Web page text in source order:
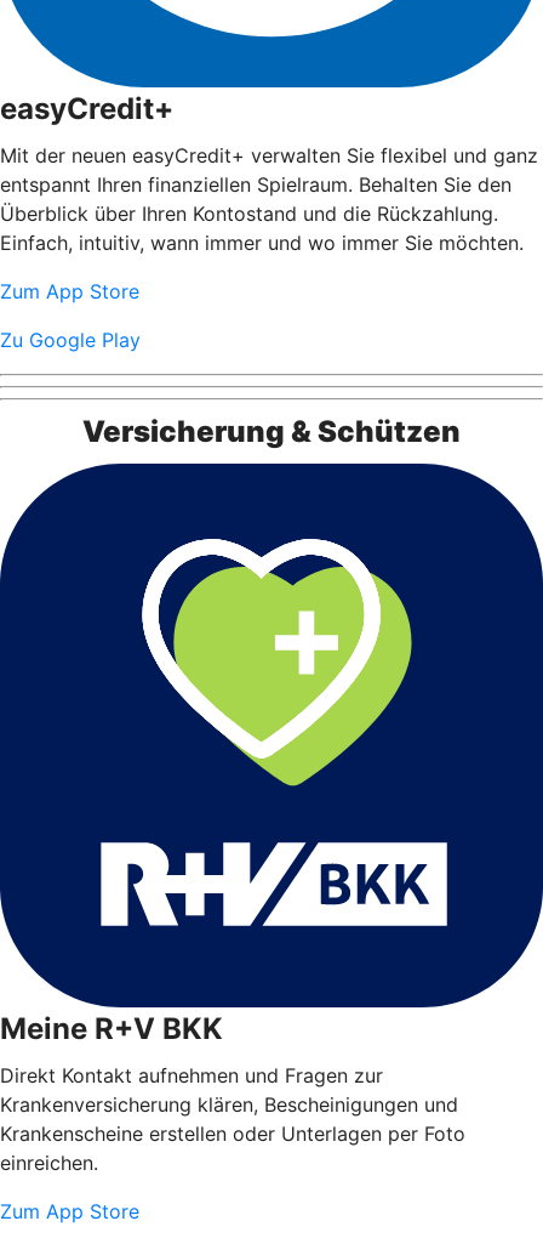
easyCredit+
Mit der neuen easyCredit+ verwalten Sie flexibel und ganz
entspannt Ihren finanziellen Spielraum. Behalten Sie den
Überblick über Ihren Kontostand und die Rückzahlung.
Einfach, intuitiv, wann immer und wo immer Sie möchten.
Zum App Store
Zu Google Play
Versicherung & Schützen
Meine R+V BKK
Direkt Kontakt aufnehmen und Fragen zur
Krankenversicherung klären, Bescheinigungen und
Krankenscheine erstellen oder Unterlagen per Foto
einreichen.
Zum App Store